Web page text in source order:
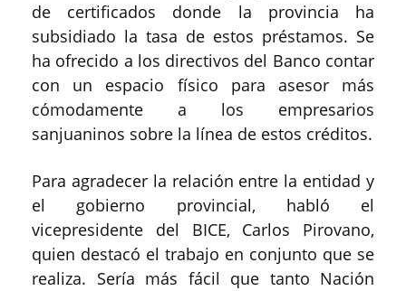
de certificados donde la provincia ha
subsidiado la tasa de estos préstamos. Se
ha ofrecido a los directivos del Banco contar
con un espacio físico para asesor más
cómodamente a los empresarios
sanjuaninos sobre la línea de estos créditos.
Para agradecer la relación entre la entidad y
el gobierno provincial, habló el
vicepresidente del BICE, Carlos Pirovano,
quien destacó el trabajo en conjunto que se
realiza. Sería más fácil que tanto Nación